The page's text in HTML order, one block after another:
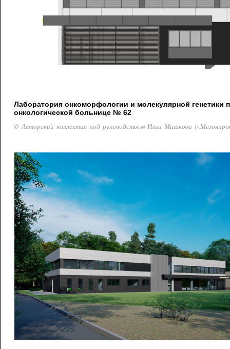
Лаборатория онкоморфологии и молекулярной генетики
онкологической больнице № 62
© Авторский коллектив под руководством Ильи Машкова